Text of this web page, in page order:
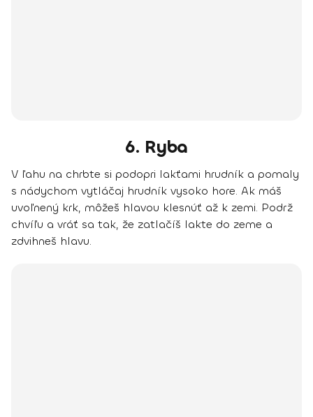
6. Ryba
V ľahu na chrbte si podopri lakťami hrudník a pomaly
s nádychom vytláčaj hrudník vysoko hore. Ak máš
uvoľnený krk, môžeš hlavou klesnúť až k zemi. Podrž
chvíľu a vráť sa tak, že zatlačíš lakte do zeme a
zdvihneš hlavu.